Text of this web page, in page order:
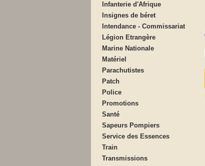
Infanterie d'Afrique
Insignes de béret
Intendance - Commissariat
Légion Etrangère
Marine Nationale
Matériel
Parachutistes
Patch
Police
Promotions
Santé
Sapeurs Pompiers
Service des Essences
Train
Transmissions